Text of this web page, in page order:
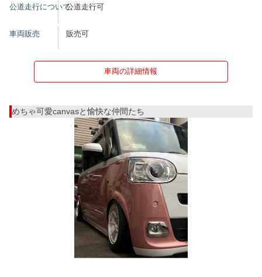
公道走行について公道走行可
車両販売 販売可
車両の詳細情報
めちゃ可愛canvasと愉快な仲間たち